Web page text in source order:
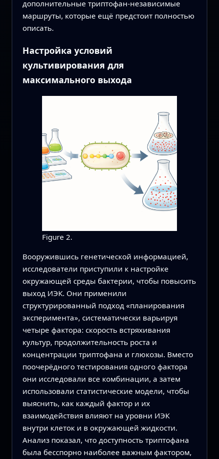
дополнительные триптофан‑независимые
маршруты, которые ещё предстоит полностью
описать.
Настройка условий
культивирования для
максимального выхода
Figure 2.
Вооружившись генетической информацией,
исследователи приступили к настройке
окружающей среды бактерии, чтобы повысить
выход ИЭК. Они применили
структурированный подход «планирования
эксперимента», систематически варьируя
четыре фактора: скорость встряхивания
культур, продолжительность роста и
концентрации триптофана и глюкозы. Вместо
поочерёдного тестирования одного фактора
они исследовали все комбинации, а затем
использовали статистические модели, чтобы
выяснить, как каждый фактор и их
взаимодействия влияют на уровни ИЭК
внутри клеток и в окружающей жидкости.
Анализ показал, что доступность триптофана
была бесспорно наиболее важным фактором,